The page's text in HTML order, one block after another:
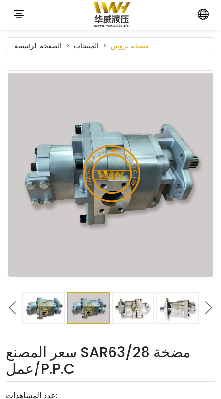
الصفحة الرئيسية المنتجات مضخة تروس
سعر المصنع SAR63/28 مضخة
عمل/P.P.C
عدد المشاهدات: